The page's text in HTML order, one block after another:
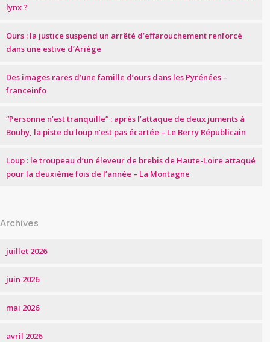
lynx ?
Ours : la justice suspend un arrêté d’effarouchement renforcé
dans une estive d’Ariège
Des images rares d’une famille d’ours dans les Pyrénées –
franceinfo
“Personne n’est tranquille” : après l’attaque de deux juments à
Bouhy, la piste du loup n’est pas écartée – Le Berry Républicain
Loup : le troupeau d’un éleveur de brebis de Haute-Loire attaqué
pour la deuxième fois de l’année – La Montagne
Archives
juillet 2026
juin 2026
mai 2026
avril 2026